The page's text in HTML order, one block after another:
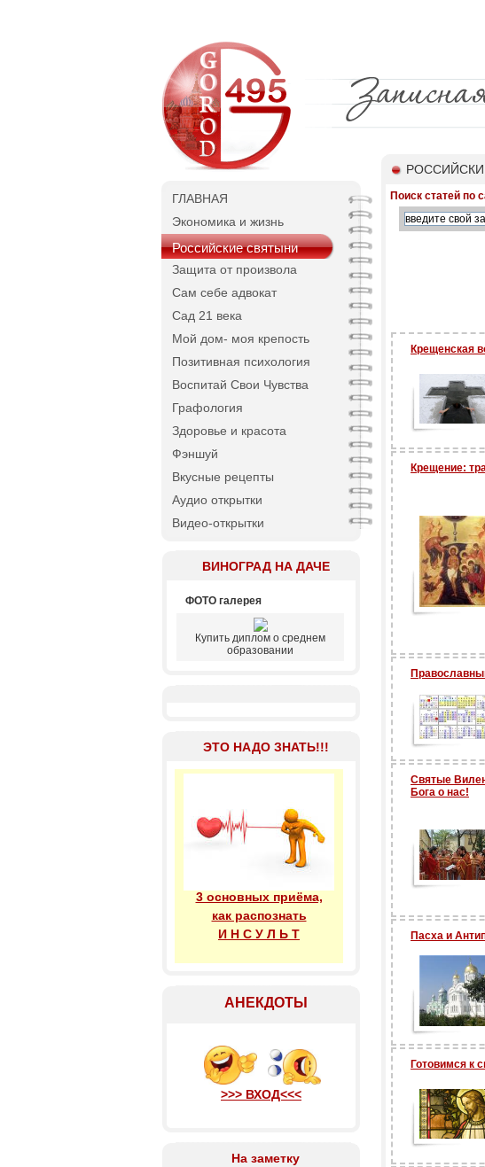
ГЛАВНАЯ
Экономика и жизнь
Российские святыни
Защита от произвола
Сам себе адвокат
Сад 21 века
Мой дом- моя крепость
Позитивная психология
Воспитай Свои Чувства
Графология
Здоровье и красота
Фэншуй
Вкусные рецепты
Аудио открытки
Видео-открытки
ВИНОГРАД НА ДАЧЕ
ФОТО галерея
Купить диплом о среднем
образовании
ЭТО НАДО ЗНАТЬ!!!
3 основных приёма,
как распознать
И Н С У Л Ь Т
АНЕКДОТЫ
>>> ВХОД<<<
На заметку
Поиск статей по
Крещенская
Крещение:
Святые
Бога о нас!
Пасха и
Готовимся к